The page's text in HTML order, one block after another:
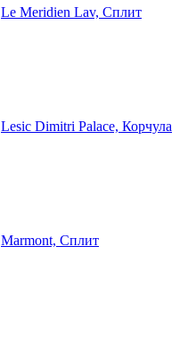
Le Meridien Lav, Сплит
Lesic Dimitri Palace, Корчула
Marmont, Сплит